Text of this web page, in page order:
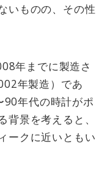
いものの、その性
年までに製造さ
年製造）であ
年代の時計がポ
景を考えると、
ークに近いともい